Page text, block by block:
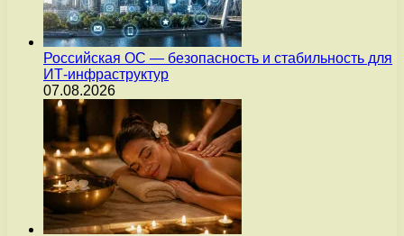
Российская ОС — безопасность и стабильность для
ИТ-инфраструктур
07.08.2026